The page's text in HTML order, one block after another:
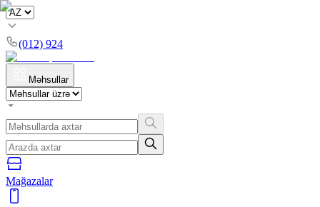
(012) 924
Məhsullar
Mağazalar